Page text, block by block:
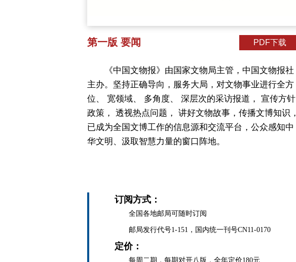
第一版 要闻 PDF下载
《中国文物报》由国家文物局主管，中国文物报社
主办。坚持正确导向，服务大局，对文物事业进行全方
位、 宽领域、 多角度、 深层次的采访报道， 宣传方针
政策， 透视热点问题， 讲好文物故事，传播文博知识，
已成为全国文博工作的信息源和交流平台，公众感知中
华文明、汲取智慧力量的窗口阵地。
订阅方式：
全国各地邮局可随时订阅
邮局发行代号1-151，国内统一刊号CN11-0170
定价：
每周二期，每期对开八版，全年定价180元